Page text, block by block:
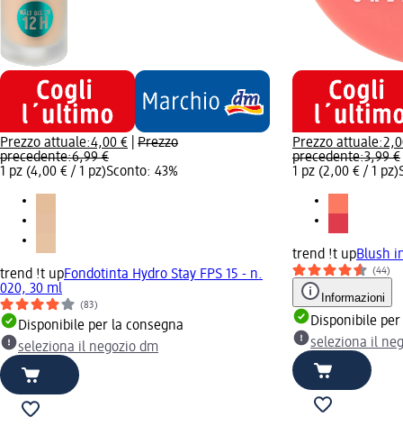
Prezzo attuale:4,00 €
Prezzo
precedente:6,99 €
1 pz (4,00 € / 1 pz)Sconto: 43%
trend !t upFondotinta Hydro Stay FPS 15 - n.
020, 30 ml
(83)
Disponibile per la consegna
seleziona il negozio dm
Prezzo attuale:
precedente:3,99 €
1 pz (2,00 € / 1 pz)
trend !t upBlush
(44)
Informazioni
Disponibile
seleziona il